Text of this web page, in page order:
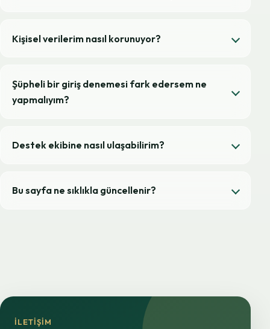
Kişisel verilerim nasıl korunuyor?
Şüpheli bir giriş denemesi fark edersem ne
yapmalıyım?
Destek ekibine nasıl ulaşabilirim?
Bu sayfa ne sıklıkla güncellenir?
İLETIŞIM